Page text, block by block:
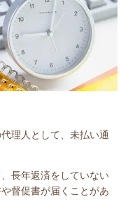
理人として、未払い通
長年返済をしていない
督促書が届くことがあ